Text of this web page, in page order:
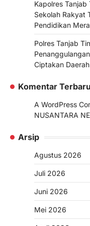
Kapolres
Sekolah Rakyat
Pendidikan
Polres Tanjab
Ciptakan
Komentar Terbaru
A WordPress
NUSANTARA
Arsip
Agustus 2026
Juli 2026
Juni 2026
Mei 2026